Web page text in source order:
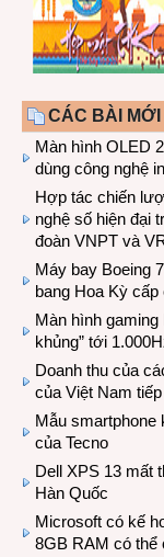
CÁC BÀI MỚI
Màn hình OLED
dùng công nghệ
Hợp tác chiến
nghệ số hiện đại
đoàn VNPT và
Máy bay Boeing
bang Hoa Kỳ
Màn hình gaming
khủng” tới
Doanh thu của
của Việt Nam
Mẫu smartphone
của Tecno
Dell XPS 13 mất
Hàn Quốc
Microsoft có kế
8GB RAM có thể